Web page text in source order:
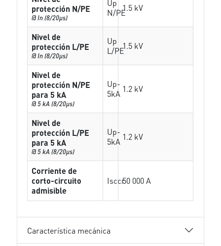
protección N/PE
@ In (8/20µs)
Up
N/PE1.5 kV
Nivel de
protección L/PE
@ In (8/20µs)
Up
L/PE1.5 kV
Nivel de
protección N/PE
para 5 kA
@ 5 kA (8/20µs)
Up-
5kA 1.2 kV
Nivel de
protección L/PE
para 5 kA
@ 5 kA (8/20µs)
Up-
5kA 1.2 kV
Corriente de
corto-circuito
admisible
Isccr50 000 A
Característica mecánica